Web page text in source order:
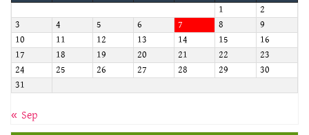
1
2
3
4 5 6 7 8
9
10
11 12 13 14 15
16
17
18 19 20 21 22
23
24
25 26 27 28 29
30
31
« Sep